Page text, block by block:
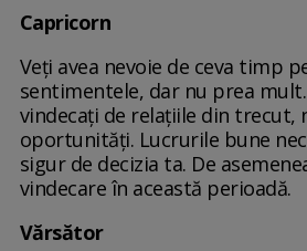
Capricorn
Veți avea nevoie de ceva timp
sentimentele, dar nu prea mult.
vindecați de relațiile din trecut,
oportunități. Lucrurile bune
sigur de decizia ta. De
vindecare în această perioadă.
Vărsător